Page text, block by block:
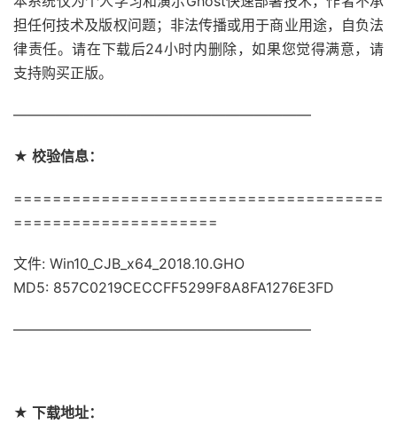
担任何技术及版权问题；非法传播或用于商业用途，自负法
律责任。请在下载后24小时内删除，如果您觉得满意，请
支持购买正版。
—————————————————————
★ 校验信息：
======================================
=====================
文件: Win10_CJB_x64_2018.10.GHO
MD5: 857C0219CECCFF5299F8A8FA1276E3FD
—————————————————————
★ 下载地址：